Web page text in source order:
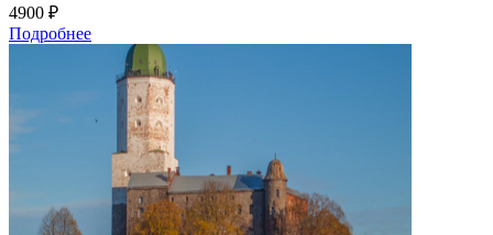
4900 ₽
Подробнее